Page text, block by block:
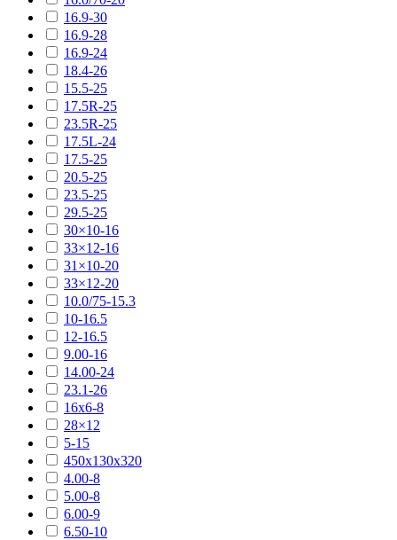
16.9-30
16.9-28
16.9-24
18.4-26
15.5-25
17.5R-25
23.5R-25
17.5L-24
17.5-25
20.5-25
23.5-25
29.5-25
30×10-16
33×12-16
31×10-20
33×12-20
10.0/75-15.3
10-16.5
12-16.5
9.00-16
14.00-24
23.1-26
16х6-8
28×12
5-15
450х130х320
4.00-8
5.00-8
6.00-9
6.50-10